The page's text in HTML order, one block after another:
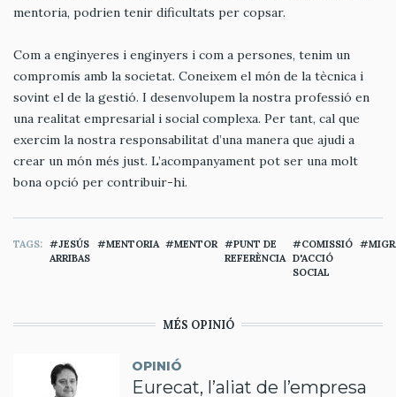
mentoria, podrien tenir dificultats per copsar.
Com a enginyeres i enginyers i com a persones, tenim un
compromís amb la societat. Coneixem el món de la tècnica i
sovint el de la gestió. I desenvolupem la nostra professió en
una realitat empresarial i social complexa. Per tant, cal que
exercim la nostra responsabilitat d’una manera que ajudi a
crear un món més just. L’acompanyament pot ser una molt
bona opció per contribuir-hi.
TAGS
JESÚS
ARRIBAS
MENTORIA MENTOR
PUNT DE
REFERÈNCIA
COMISSIÓ
D'ACCIÓ
SOCIAL
MÉS OPINIÓ
OPINIÓ
Eurecat, l’aliat de l’empresa